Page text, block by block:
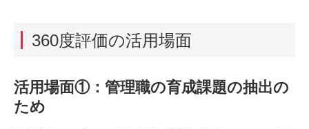
360度評価の活用場面
活用場面①：管理職の育成課題の抽出の
ため